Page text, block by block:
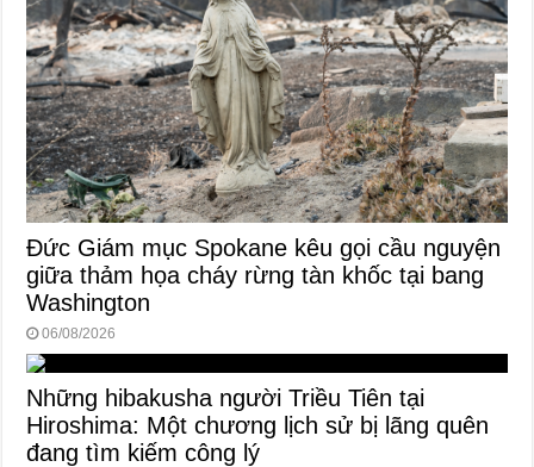
Đức Giám mục Spokane kêu gọi cầu nguyện
giữa thảm họa cháy rừng tàn khốc tại bang
Washington
06/08/2026
Những hibakusha người Triều Tiên tại
Hiroshima: Một chương lịch sử bị lãng quên
đang tìm kiếm công lý